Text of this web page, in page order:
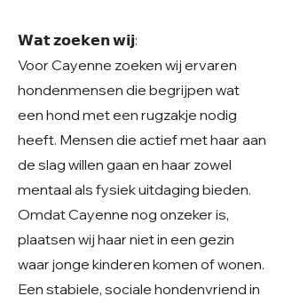
𝗪𝗮𝘁 𝘇𝗼𝗲𝗸𝗲𝗻 𝘄𝗶𝗷:
Voor Cayenne zoeken wij ervaren
hondenmensen die begrijpen wat
een hond met een rugzakje nodig
heeft. Mensen die actief met haar aan
de slag willen gaan en haar zowel
mentaal als fysiek uitdaging bieden.
Omdat Cayenne nog onzeker is,
plaatsen wij haar niet in een gezin
waar jonge kinderen komen of wonen.
Een stabiele, sociale hondenvriend in